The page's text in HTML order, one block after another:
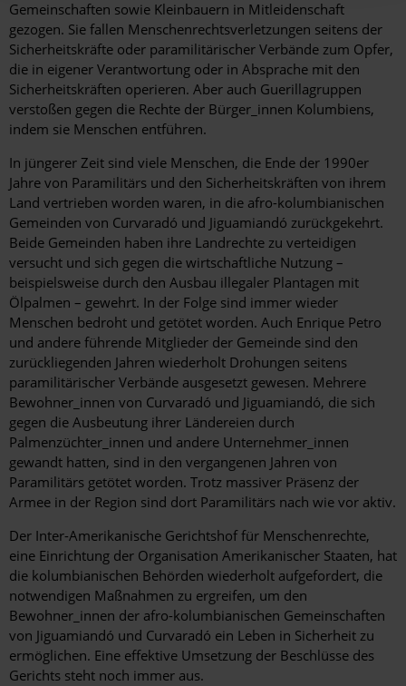
Gemeinschaften sowie Kleinbauern in Mitleidenschaft
gezogen. Sie fallen Menschenrechtsverletzungen seitens der
Sicherheitskräfte oder paramilitärischer Verbände zum Opfer,
die in eigener Verantwortung oder in Absprache mit den
Sicherheitskräften operieren. Aber auch Guerillagruppen
verstoßen gegen die Rechte der Bürger_innen Kolumbiens,
indem sie Menschen entführen.
In jüngerer Zeit sind viele Menschen, die Ende der 1990er
Jahre von Paramilitärs und den Sicherheitskräften von ihrem
Land vertrieben worden waren, in die afro-kolumbianischen
Gemeinden von Curvaradó und Jiguamiandó zurückgekehrt.
Beide Gemeinden haben ihre Landrechte zu verteidigen
versucht und sich gegen die wirtschaftliche Nutzung –
beispielsweise durch den Ausbau illegaler Plantagen mit
Ölpalmen – gewehrt. In der Folge sind immer wieder
Menschen bedroht und getötet worden. Auch Enrique Petro
und andere führende Mitglieder der Gemeinde sind den
zurückliegenden Jahren wiederholt Drohungen seitens
paramilitärischer Verbände ausgesetzt gewesen. Mehrere
Bewohner_innen von Curvaradó und Jiguamiandó, die sich
gegen die Ausbeutung ihrer Ländereien durch
Palmenzüchter_innen und andere Unternehmer_innen
gewandt hatten, sind in den vergangenen Jahren von
Paramilitärs getötet worden. Trotz massiver Präsenz der
Armee in der Region sind dort Paramilitärs nach wie vor aktiv.
Der Inter-Amerikanische Gerichtshof für Menschenrechte,
eine Einrichtung der Organisation Amerikanischer Staaten, hat
die kolumbianischen Behörden wiederholt aufgefordert, die
notwendigen Maßnahmen zu ergreifen, um den
Bewohner_innen der afro-kolumbianischen Gemeinschaften
von Jiguamiandó und Curvaradó ein Leben in Sicherheit zu
ermöglichen. Eine effektive Umsetzung der Beschlüsse des
Gerichts steht noch immer aus.